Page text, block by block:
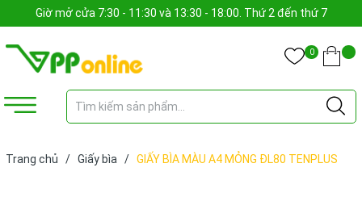
Giờ mở cửa 7:30 - 11:30 và 13:30 - 18:00. Thứ 2 đến thứ 7
0
Trang chủ / Giấy bìa / GIẤY BÌA MÀU A4 MỎNG ĐL80 TENPLUS